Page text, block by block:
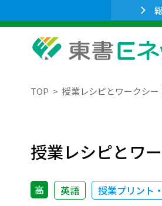
TOP 授業レシピとワークシ
授業レシピとワ
高 英語 授業プリント